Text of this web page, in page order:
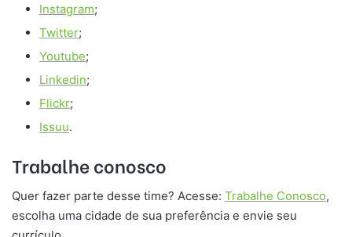
Instagram;
Twitter;
Youtube;
Linkedin;
Flickr;
Issuu.
Trabalhe conosco
Quer fazer parte desse time? Acesse: Trabalhe Conosco,
escolha uma cidade de sua preferência e envie seu